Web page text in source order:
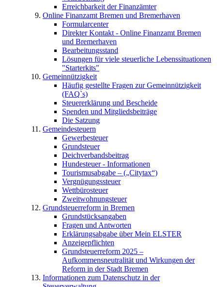
Erreichbarkeit der Finanzämter
Online Finanzamt Bremen und Bremerhaven
Formularcenter
Direkter Kontakt - Online Finanzamt Bremen
und Bremerhaven
Bearbeitungsstand
Lösungen für viele steuerliche Lebenssituationen
"Starterkits"
Gemeinnützigkeit
Häufig gestellte Fragen zur Gemeinnützigkeit
(FAQ`s)
Steuererklärung und Bescheide
Spenden und Mitgliedsbeiträge
Die Satzung
Gemeindesteuern
Gewerbesteuer
Grundsteuer
Deichverbandsbeitrag
Hundesteuer - Informationen
Tourismusabgabe – („Citytax“)
Vergnügungssteuer
Wettbürosteuer
Zweitwohnungsteuer
Grundsteuerreform in Bremen
Grundstücksangaben
Fragen und Antworten
Erklärungsabgabe über Mein ELSTER
Anzeigepflichten
Grundsteuerreform 2025 –
Aufkommensneutralität und Wirkungen der
Reform in der Stadt Bremen
Informationen zum Datenschutz in der